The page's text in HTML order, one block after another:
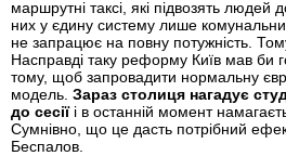
маршрутні таксі, які підвозять людей
них у єдину систему лише
не запрацює на повну потужність.
Насправді таку реформу Київ мав би
тому, щоб запровадити нормальну
модель. Зараз столиця нагадує
до сесіїі в останній момент
Сумнівно, що це дасть потрібний
Беспалов.